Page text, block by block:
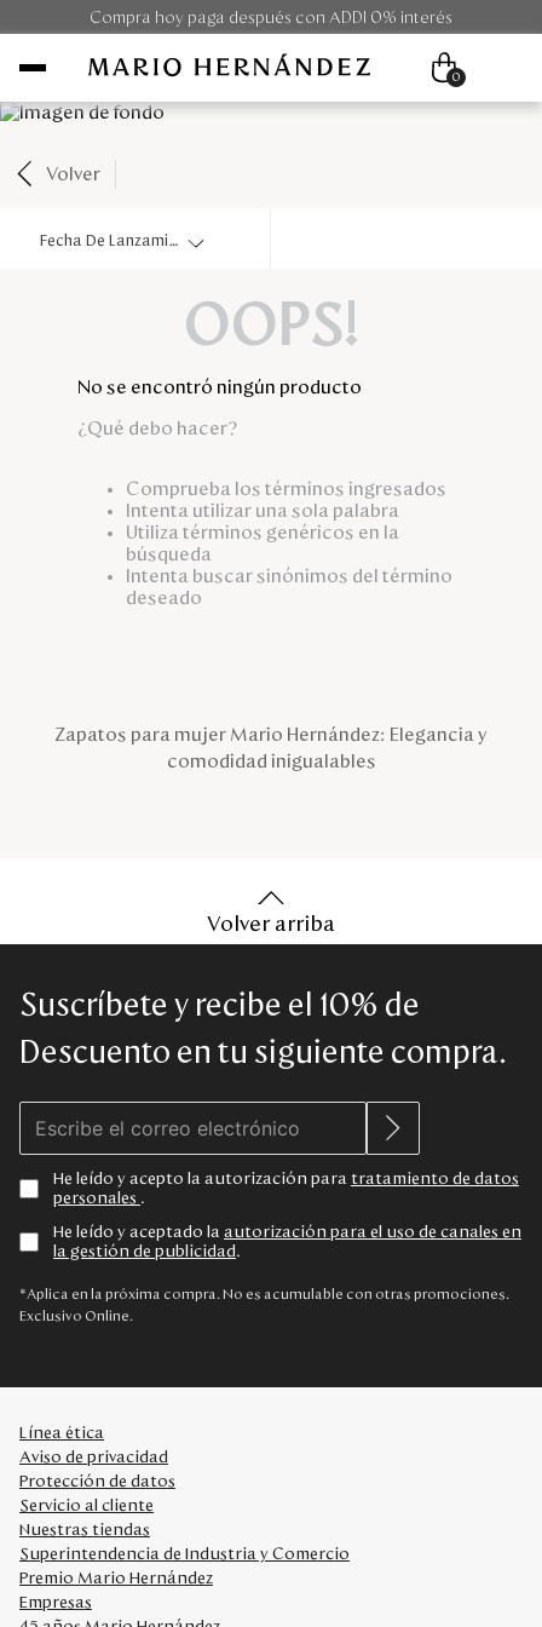
Compra hoy paga después con ADDI 0% interés
Mujer
Hombre
Colecciones
Servicio al cliente
Costa Rica
USA
Venezuela
0
Volver
Fecha De Lanzamiento
OOPS!
No se encontró ningún producto
¿Qué debo hacer?
Comprueba los términos ingresados
Intenta utilizar una sola palabra
Utiliza términos genéricos en la
búsqueda
Intenta buscar sinónimos del término
deseado
Zapatos para mujer Mario Hernández: Elegancia y
comodidad inigualables
Volver arriba
Suscríbete y recibe el 10% de
Descuento en tu siguiente compra.
He leído y acepto la autorización para tratamiento de datos
personales .
He leído y aceptado la autorización para el uso de canales en
la gestión de publicidad .
*Aplica en la próxima compra. No es acumulable con otras promociones.
Exclusivo Online.
Línea ética
Aviso de privacidad
Protección de datos
Servicio al cliente
Nuestras tiendas
Superintendencia de Industria y Comercio
Premio Mario Hernández
Empresas